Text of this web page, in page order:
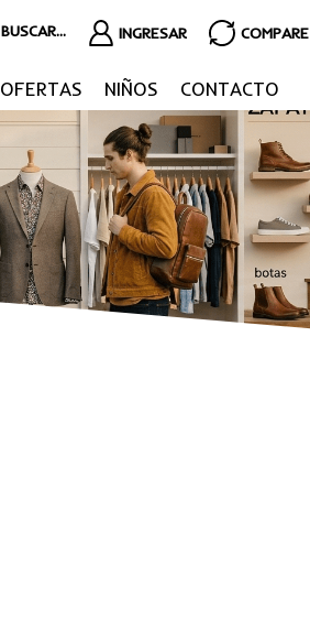
BUSCAR... INGRESAR COMPARE
OFERTAS NIÑOS CONTACTO